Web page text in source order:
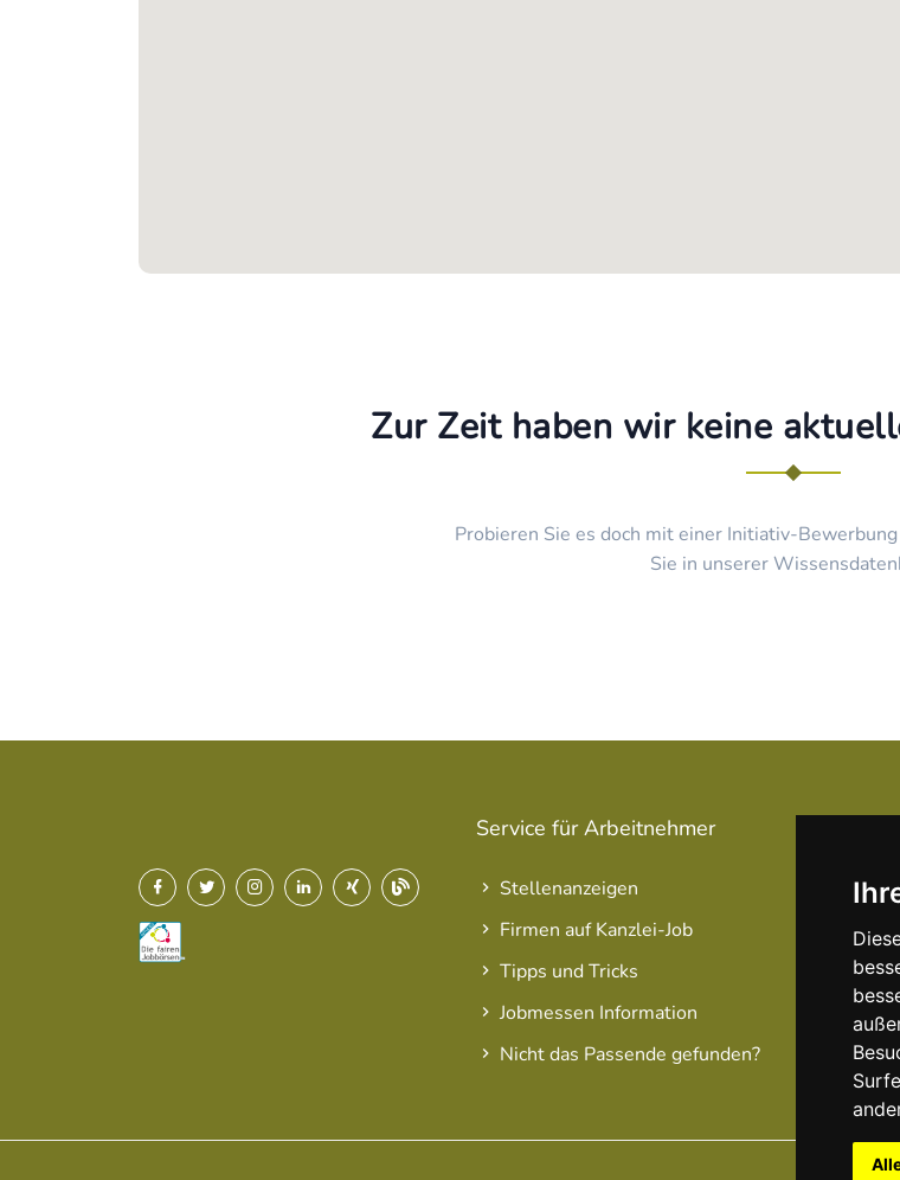
Zur Zeit haben wir keine
Probieren Sie es doch mit einer Initiativ-
Sie in unserer
Service für Arbeitnehmer
Stellenanzeigen
Firmen auf Kanzlei-Job
Tipps und Tricks
Jobmessen Information
Nicht das Passende gefunden?
Preise